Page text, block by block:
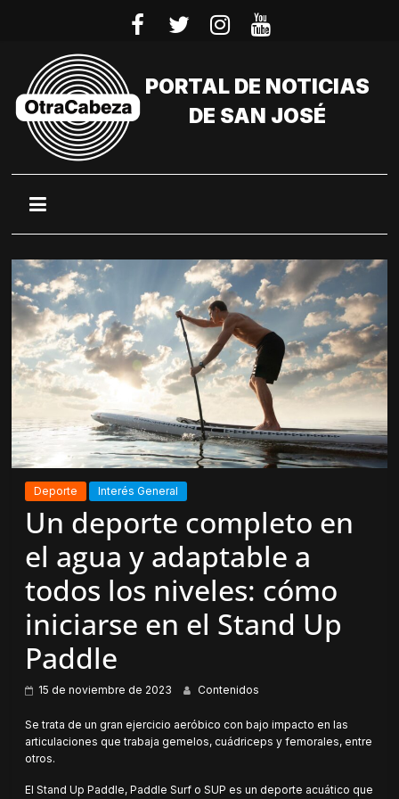
PORTAL DE NOTICIAS
DE SAN JOSÉ
Deporte Interés General
Un deporte completo en
el agua y adaptable a
todos los niveles: cómo
iniciarse en el Stand Up
Paddle
15 de noviembre de 2023 Contenidos
Se trata de un gran ejercicio aeróbico con bajo impacto en las
articulaciones que trabaja gemelos, cuádriceps y femorales, entre
otros.
El Stand Up Paddle, Paddle Surf o SUP es un deporte acuático que